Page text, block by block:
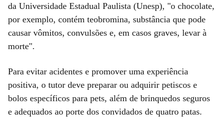
da Universidade Estadual Paulista (Unesp), "o chocolate,
por exemplo, contém teobromina, substância que pode
causar vômitos, convulsões e, em casos graves, levar à
morte".
Para evitar acidentes e promover uma experiência
positiva, o tutor deve preparar ou adquirir petiscos e
bolos específicos para pets, além de brinquedos seguros
e adequados ao porte dos convidados de quatro patas.